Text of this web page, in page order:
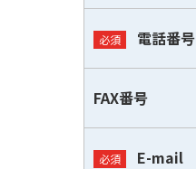
電話番号
FAX番号
E-mail